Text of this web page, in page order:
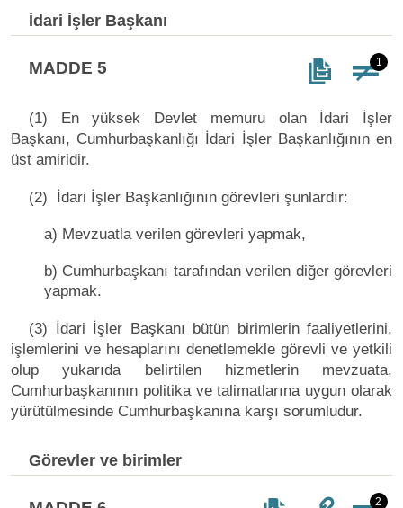
İdari İşler Başkanı
MADDE 5 1
(1) En yüksek Devlet memuru olan İdari İşler
Başkanı, Cumhurbaşkanlığı İdari İşler Başkanlığının en
üst amiridir.
(2) İdari İşler Başkanlığının görevleri şunlardır:
a) Mevzuatla verilen görevleri yapmak,
b) Cumhurbaşkanı tarafından verilen diğer görevleri
yapmak.
(3) İdari İşler Başkanı bütün birimlerin faaliyetlerini,
işlemlerini ve hesaplarını denetlemekle görevli ve yetkili
olup yukarıda belirtilen hizmetlerin mevzuata,
Cumhurbaşkanının politika ve talimatlarına uygun olarak
yürütülmesinde Cumhurbaşkanına karşı sorumludur.
Görevler ve birimler
2